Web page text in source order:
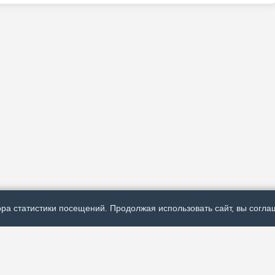
статистики посещений. Продолжая использовать сайт, вы